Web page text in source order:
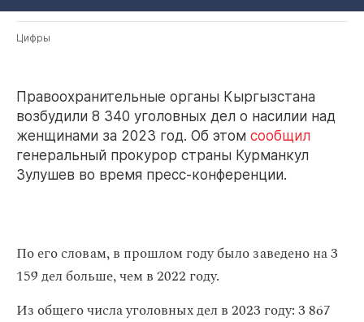
Цифры
Правоохранительные органы Кыргызстана
возбудили 8 340 уголовных дел о насилии над
женщинами за 2023 год. Об этом сообщил
генеральный прокурор страны Курманкул
Зулушев во время пресс-конференции.
По его словам, в прошлом году было заведено на 3
159 дел больше, чем в 2022 году.
Из общего числа уголовных дел в 2023 году: 3 867